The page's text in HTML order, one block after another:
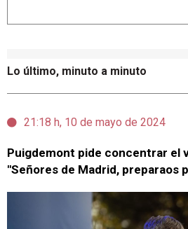
Lo último, minuto a minuto
21:18 h, 10 de mayo de 2024
Puigdemont pide concentrar el
"Señores de Madrid, preparaos